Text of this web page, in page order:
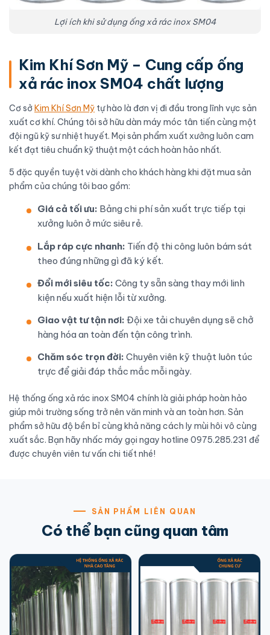
Lợi ích khi sử dụng ống xả rác inox SM04
Kim Khí Sơn Mỹ – Cung cấp ống
xả rác inox SM04 chất lượng
Cơ sở Kim Khí Sơn Mỹ tự hào là đơn vị đi đầu trong lĩnh vực sản
xuất cơ khí. Chúng tôi sở hữu dàn máy móc tân tiến cùng một
đội ngũ kỹ sư nhiệt huyết. Mọi sản phẩm xuất xưởng luôn cam
kết đạt tiêu chuẩn kỹ thuật một cách hoàn hảo nhất.
5 đặc quyền tuyệt vời dành cho khách hàng khi đặt mua sản
phẩm của chúng tôi bao gồm:
Giá cả tối ưu: Bảng chi phí sản xuất trực tiếp tại
xưởng luôn ở mức siêu rẻ.
Lắp ráp cực nhanh: Tiến độ thi công luôn bám sát
theo đúng những gì đã ký kết.
Đổi mới siêu tốc: Công ty sẵn sàng thay mới linh
kiện nếu xuất hiện lỗi từ xưởng.
Giao vật tư tận nơi: Đội xe tải chuyên dụng sẽ chở
hàng hóa an toàn đến tận công trình.
Chăm sóc trọn đời: Chuyên viên kỹ thuật luôn túc
trực để giải đáp thắc mắc mỗi ngày.
Hệ thống ống xả rác inox SM04 chính là giải pháp hoàn hảo
giúp môi trường sống trở nên văn minh và an toàn hơn. Sản
phẩm sở hữu độ bền bỉ cùng khả năng cách ly mùi hôi vô cùng
xuất sắc. Bạn hãy nhấc máy gọi ngay hotline 0975.285.231 để
được chuyên viên tư vấn chi tiết nhé!
SẢN PHẨM LIÊN QUAN
Có thể bạn cũng quan tâm